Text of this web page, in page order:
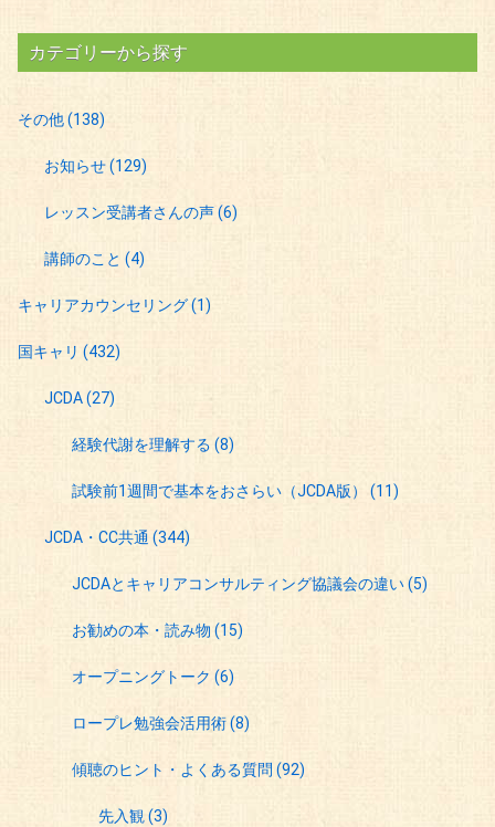
カテゴリーから探す
その他(138)
お知らせ(129)
レッスン受講者さんの声(6)
講師のこと(4)
キャリアカウンセリング(1)
国キャリ (432)
JCDA(27)
経験代謝を理解する (8)
試験前1週間で基本をおさらい（JCDA版） (11)
JCDA・CC共通(344)
JCDAとキャリアコンサルティング協議会の違い(5)
お勧めの本・読み物 (15)
オープニングトーク (6)
ロープレ勉強会活用術(8)
傾聴のヒント・よくある質問 (92)
先入観(3)